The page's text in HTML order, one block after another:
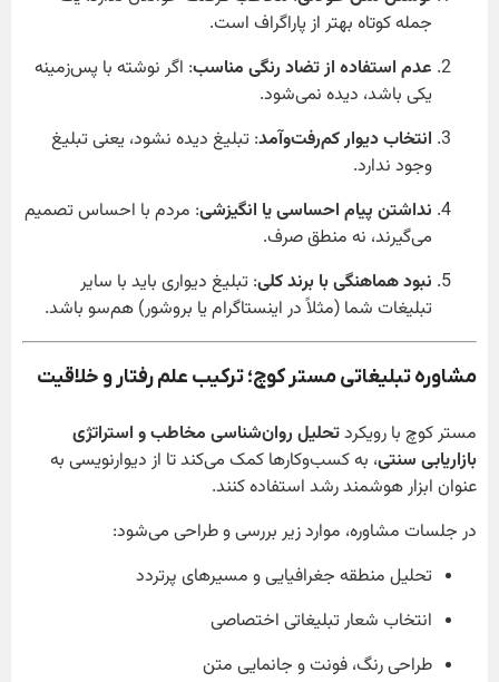
جمله کوتاه بهتر از پاراگراف است.
عدم استفاده از تضاد رنگی مناسب: اگر نوشته با پس‌زمینه
یکی باشد، دیده نمی‌شود.
انتخاب دیوار کم‌رفت‌و‌آمد: تبلیغ دیده نشود، یعنی تبلیغ
وجود ندارد.
نداشتن پیام احساسی یا انگیزشی: مردم با احساس تصمیم
می‌گیرند، نه منطق صرف.
نبود هماهنگی با برند کلی: تبلیغ دیواری باید با سایر
تبلیغات شما (مثلاً در اینستاگرام یا بروشور) هم‌سو باشد.
مشاوره تبلیغاتی مستر کوچ؛ ترکیب علم رفتار و خلاقیت
مستر کوچ با رویکردتحلیل روان‌شناسی مخاطب و استراتژی
بازاریابی سنتی، به کسب‌وکارها کمک می‌کند تا از دیوارنویسی به
عنوان ابزار هوشمند رشد استفاده کنند.
در جلسات مشاوره، موارد زیر بررسی و طراحی می‌شود:
تحلیل منطقه جغرافیایی و مسیرهای پرتردد
انتخاب شعار تبلیغاتی اختصاصی
طراحی رنگ، فونت و جانمایی متن